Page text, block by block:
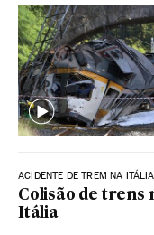
ACIDENTE DE TREM NA ITÁLIA
Colisão de trens
Itália